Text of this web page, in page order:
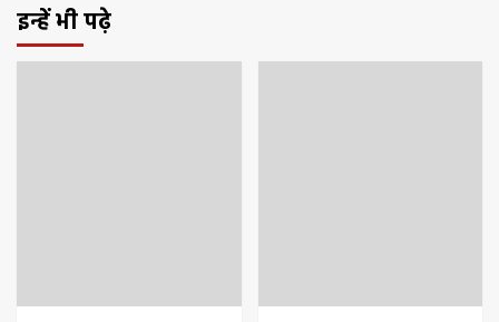
इन्हें भी पढ़े